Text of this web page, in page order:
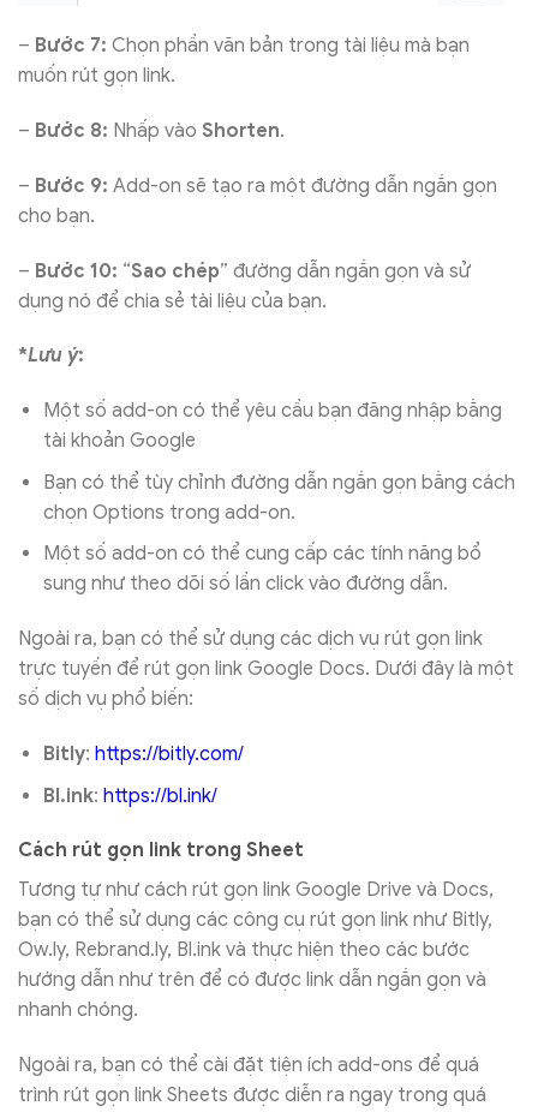
– Bước 7: Chọn phần văn bản trong tài liệu mà bạn
muốn rút gọn link.
– Bước 8: Nhấp vào Shorten.
– Bước 9: Add-on sẽ tạo ra một đường dẫn ngắn gọn
cho bạn.
– Bước 10: “Sao chép” đường dẫn ngắn gọn và sử
dụng nó để chia sẻ tài liệu của bạn.
*Lưu ý:
Một số add-on có thể yêu cầu bạn đăng nhập bằng
tài khoản Google
Bạn có thể tùy chỉnh đường dẫn ngắn gọn bằng cách
chọn Options trong add-on.
Một số add-on có thể cung cấp các tính năng bổ
sung như theo dõi số lần click vào đường dẫn.
Ngoài ra, bạn có thể sử dụng các dịch vụ rút gọn link
trực tuyến để rút gọn link Google Docs. Dưới đây là một
số dịch vụ phổ biến:
Bitly: https://bitly.com/
Bl.ink: https://bl.ink/
Cách rút gọn link trong Sheet
Tương tự như cách rút gọn link Google Drive và Docs,
bạn có thể sử dụng các công cụ rút gọn link như Bitly,
Ow.ly, Rebrand.ly, Bl.ink và thực hiện theo các bước
hướng dẫn như trên để có được link dẫn ngắn gọn và
nhanh chóng.
Ngoài ra, bạn có thể cài đặt tiện ích add-ons để quá
trình rút gọn link Sheets được diễn ra ngay trong quá